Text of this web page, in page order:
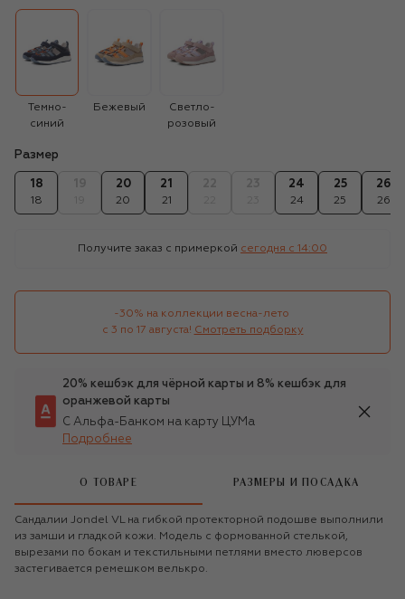
Темно-
синий
Бежевый
Светло-
розовый
Размер
18
18
20
20
21
21
24
24
25
25
26
26
Получите заказ с примеркой сегодня c 14:00
-30% на коллекции весна-лето
с 3 по 17 августа! Смотреть подборку
20% кешбэк для чёрной карты и 8% кешбэк для
оранжевой карты
С Альфа-Банком на карту ЦУМа
Подробнее
О ТОВАРЕ РАЗМЕРЫ И ПОСАДКА
Сандалии Jondel VL на гибкой протекторной подошве выполнили
из замши и гладкой кожи. Модель с формованной стелькой,
вырезами по бокам и текстильными петлями вместо люверсов
застегивается ремешком велькро.